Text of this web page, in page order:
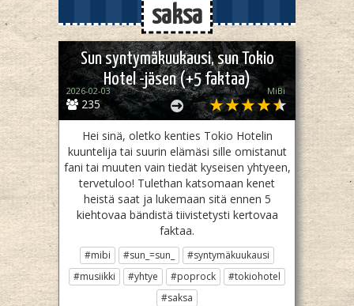
saksa
Sun syntymäkuukausi, sun Tokio
Hotel -jäsen (+5 faktaa)
235
2026-02-03 MiBi
Hei sinä, oletko kenties Tokio Hotelin
kuuntelija tai suurin elämäsi sille omistanut
fani tai muuten vain tiedät kyseisen yhtyeen,
tervetuloo! Tulethan katsomaan kenet
heistä saat ja lukemaan sitä ennen 5
kiehtovaa bändistä tiivistetysti kertovaa
faktaa.
#mibi #sun_=sun_
#syntymäkuukausi
#musiikki
#yhtye #poprock
#tokiohotel
#saksa